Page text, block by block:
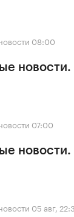
08:00
07:00
05 авг,